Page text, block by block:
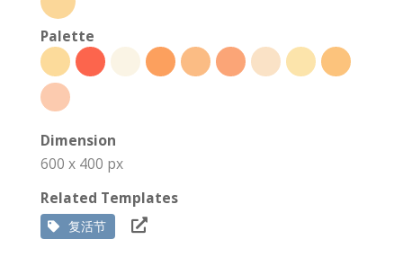
Palette
Dimension
600 x 400 px
Related Templates
复活节